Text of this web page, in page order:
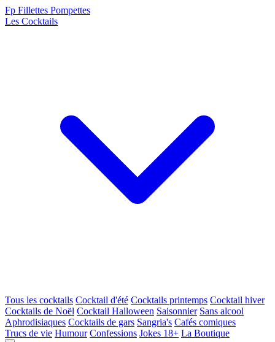
Fp Fillettes Pompettes
Les Cocktails
Tous les cocktails Cocktail d'été Cocktails printemps Cocktail hiver
Cocktails de Noël Cocktail Halloween Saisonnier Sans alcool
Aphrodisiaques Cocktails de gars Sangria's Cafés comiques
Trucs de vie Humour Confessions Jokes 18+ La Boutique